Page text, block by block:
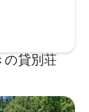
の貸別荘